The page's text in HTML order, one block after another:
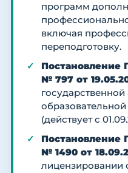
программ
включая
переподготовку.
Постановление
№ 797 от
образовательной
(действует с
Постановление
№ 1490 от
лицензировании